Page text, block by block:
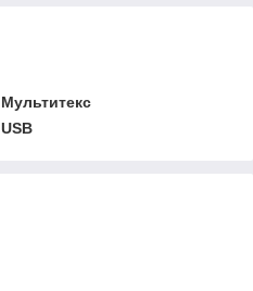
Мультитекс
USB